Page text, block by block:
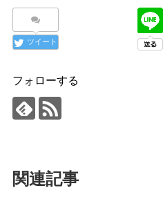
ツイート
フォローする
関連記事